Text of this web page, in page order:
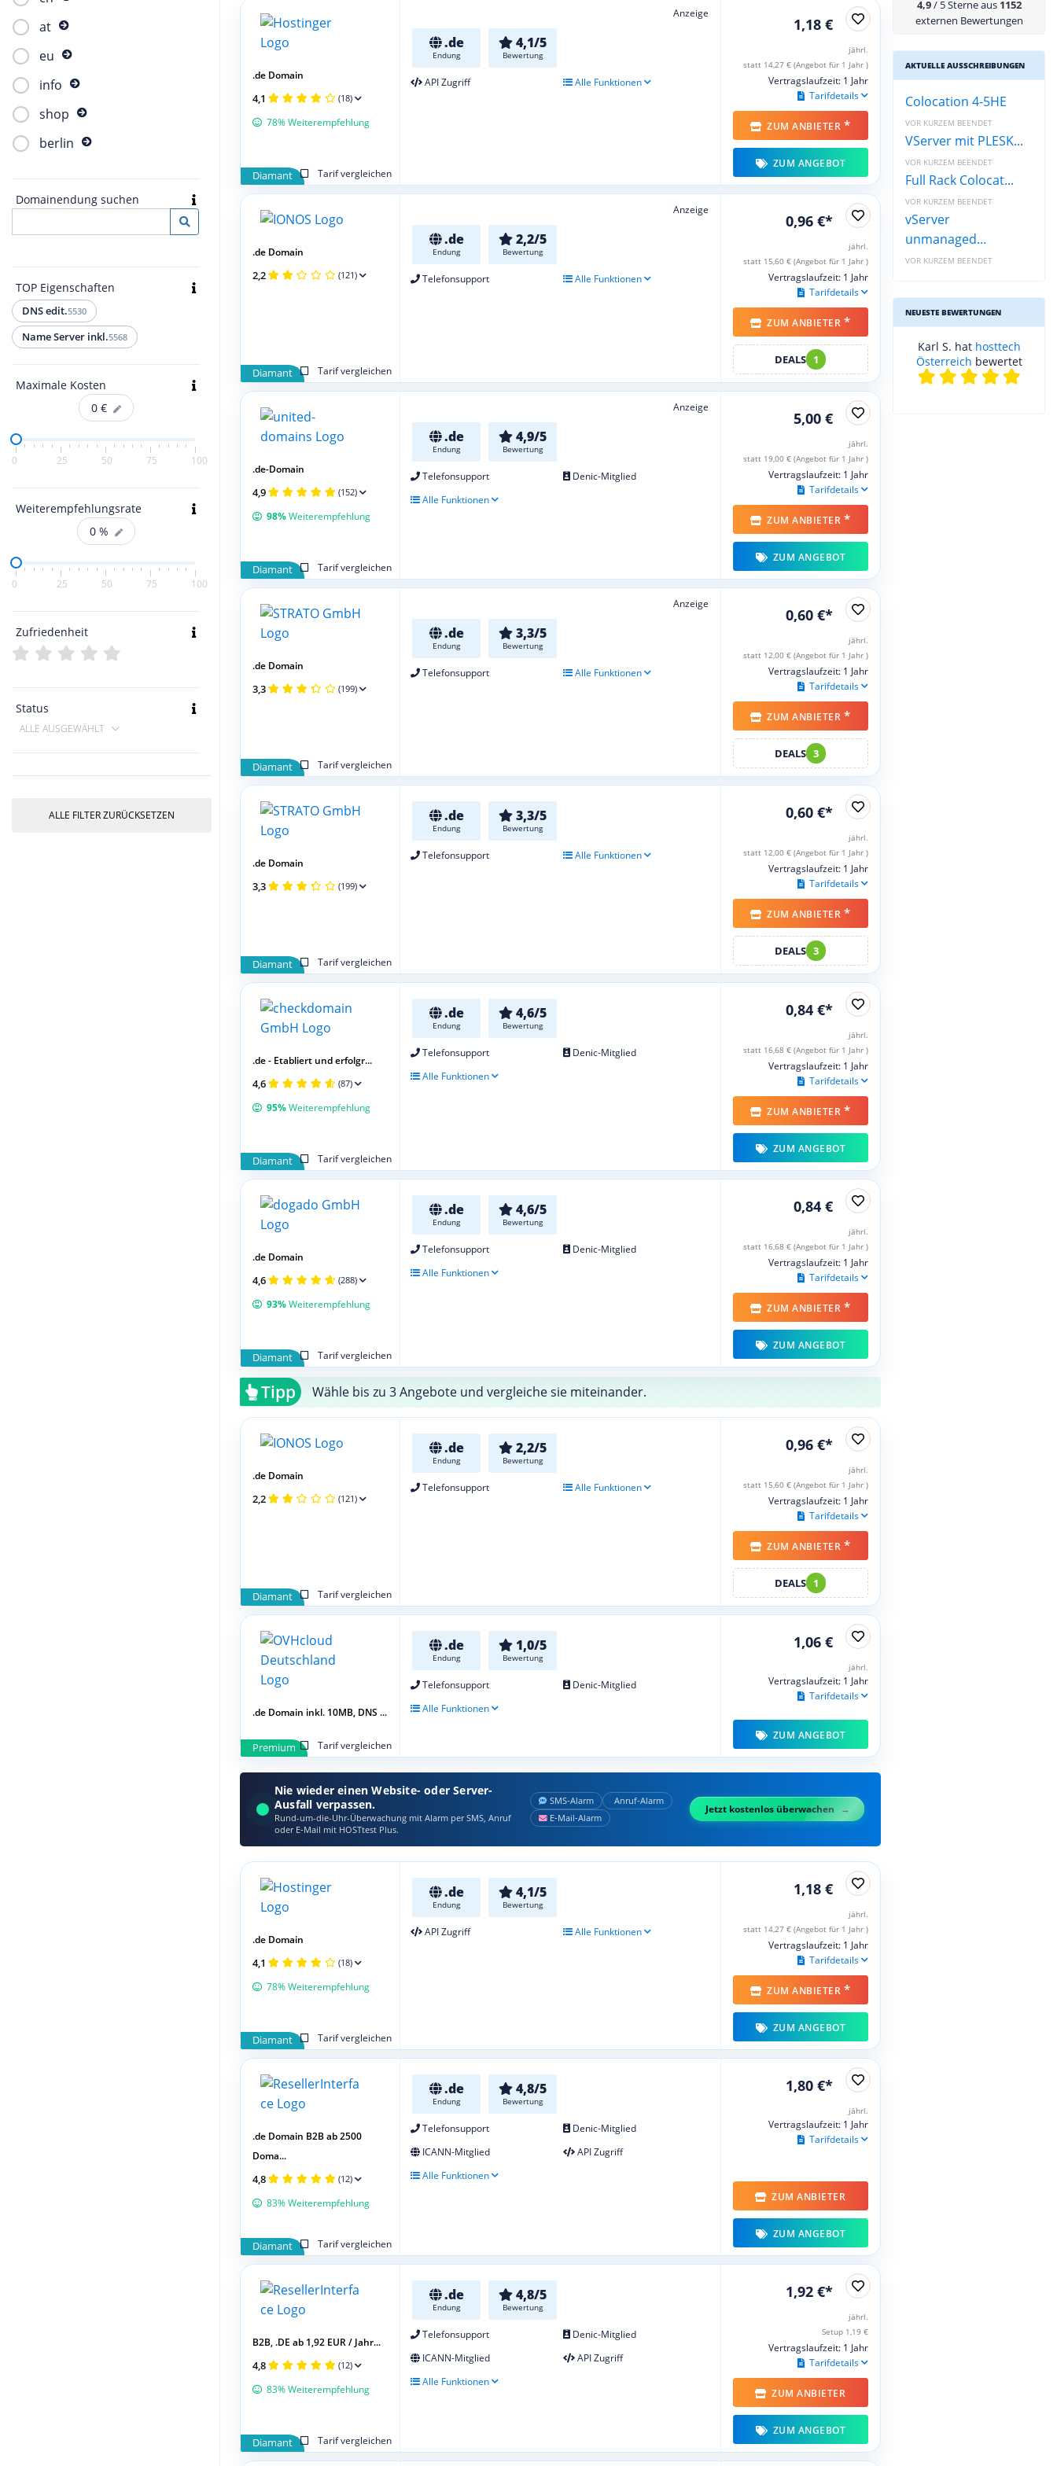
at
eu
info
shop
berlin
Domainendung suchen
TOP Eigenschaften
DNS edit.5530
Name Server inkl.5568
Maximale Kosten
0 €
0 25 50 75 100
Weiterempfehlungsrate
0 %
0 25 50 75 100
Zufriedenheit
Status
ALLE AUSGEWÄHLT
ALLE FILTER ZURÜCKSETZEN
Anzeige
.de
Endung
4,1/5
Bewertung
API Zugriff Alle Funktionen
Diamant Tarif vergleichen
.de Domain
4,1 (18)
78% Weiterempfehlung
1,18 €
jährl.
statt 14,27 € (Angebot für 1 Jahr )
Vertragslaufzeit: 1 Jahr
Tarifdetails
ZUM ANBIETER *
ZUM ANGEBOT
Anzeige
.de
Endung
2,2/5
Bewertung
Telefonsupport Alle Funktionen
Diamant Tarif vergleichen
.de Domain
2,2 (121)
0,96 €*
jährl.
statt 15,60 € (Angebot für 1 Jahr )
Vertragslaufzeit: 1 Jahr
Tarifdetails
ZUM ANBIETER *
DEALS 1
Anzeige
.de
Endung
4,9/5
Bewertung
Telefonsupport
Denic-Mitglied
Alle Funktionen
Diamant Tarif vergleichen
.de-Domain
4,9 (152)
98%Weiterempfehlung
5,00 €
jährl.
statt 19,00 € (Angebot für 1 Jahr )
Vertragslaufzeit: 1 Jahr
Tarifdetails
ZUM ANBIETER *
ZUM ANGEBOT
Anzeige
.de
Endung
3,3/5
Bewertung
Telefonsupport Alle Funktionen
Diamant Tarif vergleichen
.de Domain
3,3 (199)
0,60 €*
jährl.
statt 12,00 € (Angebot für 1 Jahr )
Vertragslaufzeit: 1 Jahr
Tarifdetails
ZUM ANBIETER *
DEALS 3
.de
Endung
3,3/5
Bewertung
Telefonsupport Alle Funktionen
Diamant Tarif vergleichen
.de Domain
3,3 (199)
0,60 €*
jährl.
statt 12,00 € (Angebot für 1 Jahr )
Vertragslaufzeit: 1 Jahr
Tarifdetails
ZUM ANBIETER *
DEALS 3
.de
Endung
4,6/5
Bewertung
Telefonsupport
Denic-Mitglied
Alle Funktionen
Diamant Tarif vergleichen
.de - Etabliert und erfolgr...
4,6 (87)
95%Weiterempfehlung
0,84 €*
jährl.
statt 16,68 € (Angebot für 1 Jahr )
Vertragslaufzeit: 1 Jahr
Tarifdetails
ZUM ANBIETER *
ZUM ANGEBOT
.de
Endung
4,6/5
Bewertung
Telefonsupport
Denic-Mitglied
Alle Funktionen
Diamant Tarif vergleichen
.de Domain
4,6 (288)
93%Weiterempfehlung
0,84 €
jährl.
statt 16,68 € (Angebot für 1 Jahr )
Vertragslaufzeit: 1 Jahr
Tarifdetails
ZUM ANBIETER *
ZUM ANGEBOT
Tipp Wähle bis zu 3 Angebote und vergleiche sie miteinander.
.de
Endung
2,2/5
Bewertung
Telefonsupport Alle Funktionen
Diamant Tarif vergleichen
.de Domain
2,2 (121)
0,96 €*
jährl.
statt 15,60 € (Angebot für 1 Jahr )
Vertragslaufzeit: 1 Jahr
Tarifdetails
ZUM ANBIETER *
DEALS 1
.de
Endung
1,0/5
Bewertung
Telefonsupport
Denic-Mitglied
Alle Funktionen
Premium Tarif vergleichen
.de Domain inkl. 10MB, DNS ...
1,06 €
jährl.
Vertragslaufzeit: 1 Jahr
Tarifdetails
ZUM ANGEBOT
Nie wieder einen Website- oder Server-
Ausfall verpassen.
Rund-um-die-Uhr-Überwachung mit Alarm per SMS, Anruf
oder E‑Mail mit HOSTtest Plus.
SMS‑Alarm
Anruf‑Alarm
E‑Mail‑Alarm
Jetzt kostenlos überwachen
.de
Endung
4,1/5
Bewertung
API Zugriff Alle Funktionen
Diamant Tarif vergleichen
.de Domain
4,1 (18)
78% Weiterempfehlung
1,18 €
jährl.
statt 14,27 € (Angebot für 1 Jahr )
Vertragslaufzeit: 1 Jahr
Tarifdetails
ZUM ANBIETER *
ZUM ANGEBOT
.de
Endung
4,8/5
Bewertung
Telefonsupport
Denic-Mitglied
ICANN-Mitglied
API Zugriff
Alle Funktionen
Diamant Tarif vergleichen
.de Domain B2B ab 2500
Doma...
4,8 (12)
83% Weiterempfehlung
1,80 €*
jährl.
Vertragslaufzeit: 1 Jahr
Tarifdetails
ZUM ANBIETER
ZUM ANGEBOT
.de
Endung
4,8/5
Bewertung
Telefonsupport
Denic-Mitglied
ICANN-Mitglied
API Zugriff
Alle Funktionen
Diamant Tarif vergleichen
B2B, .DE ab 1,92 EUR / Jahr...
4,8 (12)
83% Weiterempfehlung
1,92 €*
jährl.
Setup 1,19 €
Vertragslaufzeit: 1 Jahr
Tarifdetails
ZUM ANBIETER
ZUM ANGEBOT
4,9/ 5 Sterne aus 1152
externen Bewertungen
AKTUELLE AUSSCHREIBUNGEN
Colocation 4-5HE
VOR KURZEM BEENDET
VServer mit PLESK...
VOR KURZEM BEENDET
Full Rack Colocat...
VOR KURZEM BEENDET
vServer
unmanaged...
VOR KURZEM BEENDET
NEUESTE BEWERTUNGEN
Karl S. hat hosttech
Österreich bewertet